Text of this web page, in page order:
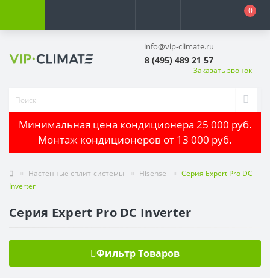
0
info@vip-climate.ru
8 (495) 489 21 57
Заказать звонок
Минимальная цена кондиционера 25 000 руб.
Монтаж кондиционеров от 13 000 руб.
Настенные сплит-системы Hisense
Серия Expert Pro DC
Inverter
Серия Expert Pro DC Inverter
Фильтр Товаров